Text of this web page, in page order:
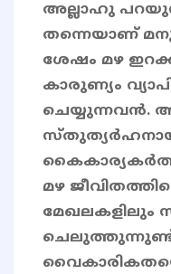
അല്ലാഹു
തന്നെയാണ്
ശേഷം മഴ
കാരുണ്യം
ചെയ്യുന്നവൻ.
മഴ
മേഖലകളിലും